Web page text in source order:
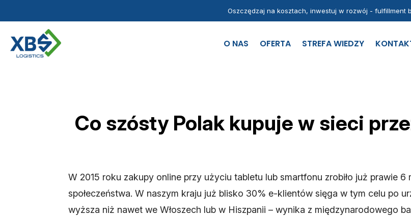
Oszczędzaj na kosztach, inwestuj w rozwój - fulfillment
O NAS OFERTA STREFA WIEDZY
Co szósty Polak kupuje w sieci
W 2015 roku zakupy online przy użyciu tabletu lub smartfonu zrobiło już prawie
społeczeństwa. W naszym kraju już blisko 30% e-klientów sięga w tym celu po
wyższa niż nawet we Włoszech lub w Hiszpanii – wynika z międzynarodowego